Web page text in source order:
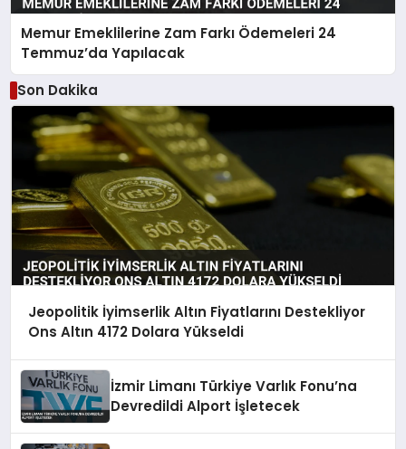
Memur Emeklilerine Zam Farkı Ödemeleri 24
Temmuz’da Yapılacak
Son Dakika
Jeopolitik İyimserlik Altın Fiyatlarını Destekliyor
Ons Altın 4172 Dolara Yükseldi
İzmir Limanı Türkiye Varlık Fonu’na
Devredildi Alport İşletecek